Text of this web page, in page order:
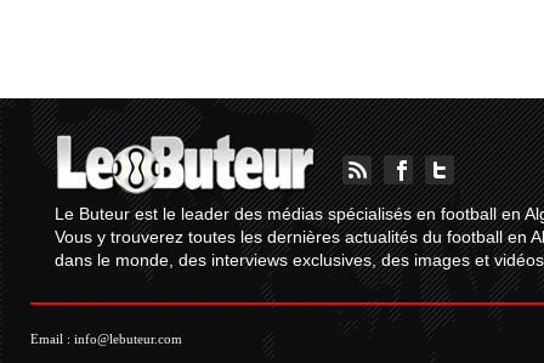
Le Buteur est le leader des médias spécialisés en football en
Vous y trouverez toutes les dernières actualités du football en
dans le monde, des interviews exclusives, des images et
Email : info@lebuteur.com